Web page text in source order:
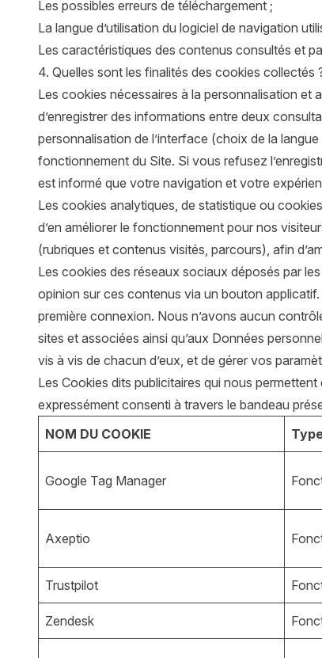
Les possibles erreurs de téléchargement ;
La langue d’utilisation du logiciel de navigation
Les caractéristiques des contenus consultés et
4. Quelles sont les finalités des cookies collectés
Les cookies nécessaires à la personnalisation et
d’enregistrer des informations entre deux
personnalisation de l’interface (choix de la
fonctionnement du Site. Si vous refusez
est informé que votre navigation et votre
Les cookies analytiques, de statistique ou
d’en améliorer le fonctionnement pour nos
(rubriques et contenus visités, parcours), afin
Les cookies des réseaux sociaux déposés par
opinion sur ces contenus via un bouton
première connexion. Nous n’avons aucun
sites et associées ainsi qu’aux Données
vis à vis de chacun d’eux, et de gérer vos
Les Cookies dits publicitaires qui nous
expressément consenti à travers le bandeau
NOM DU COOKIE
Google Tag Manager
Axeptio
Trustpilot
Zendesk